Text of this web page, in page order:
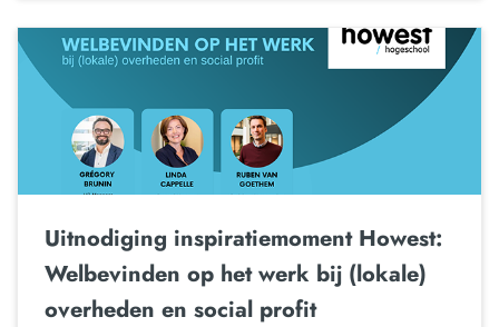
Uitnodiging inspiratiemoment Howest:
Welbevinden op het werk bij (lokale)
overheden en social profit